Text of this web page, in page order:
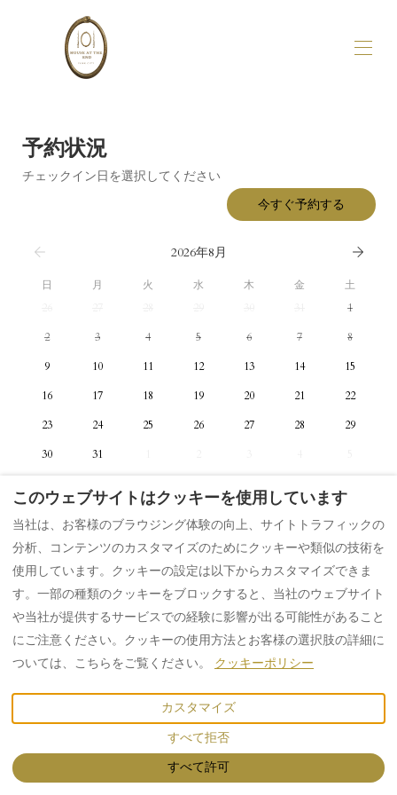
ギャラリー
予約状況
チェックイン日を選択してください
今すぐ予約する
2026年8月
日 月 火 水 木 金
土
1
2 3 4 5 6 7 8
9 10 11 12 13 14 15
16 17 18 19 20 21 22
23 24 25 26 27 28 29
30 31
プライバシーポリシー
Japanese
イギリス YO23 1HG.
101houseattheend@gmail.co
載 ロッジファイ
このウェブサイトはクッキーを使用しています
当社は、お客様のブラウジング体験の向上、サイトトラフィックの
分析、コンテンツのカスタマイズのためにクッキーや類似の技術を
使用しています。クッキーの設定は以下からカスタマイズできま
す。一部の種類のクッキーをブロックすると、当社のウェブサイト
や当社が提供するサービスでの経験に影響が出る可能性があること
にご注意ください。クッキーの使用方法とお客様の選択肢の詳細に
ついては、こちらをご覧ください。 クッキーポリシー
カスタマイズ
すべて拒否
すべて許可